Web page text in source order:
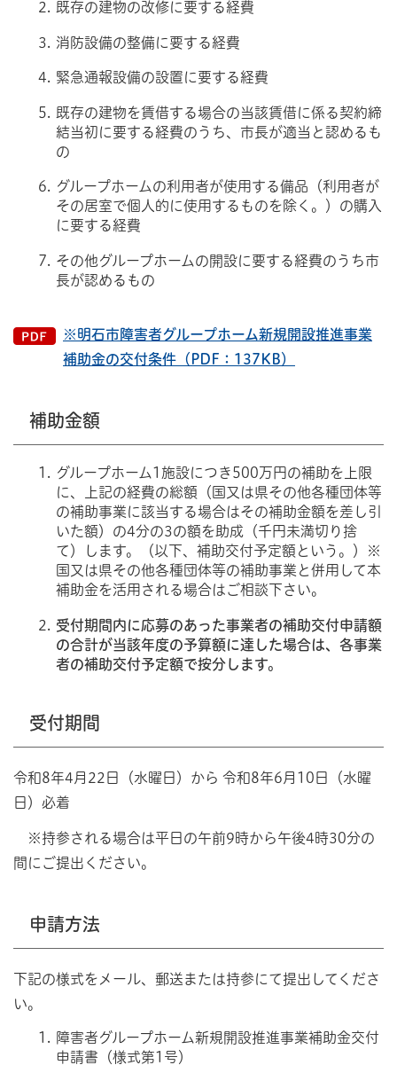
既存の建物の改修に要する経費
消防設備の整備に要する経費
緊急通報設備の設置に要する経費
既存の建物を賃借する場合の当該賃借に係る契約締
結当初に要する経費のうち、市長が適当と認めるも
の
グループホームの利用者が使用する備品（利用者が
その居室で個人的に使用するものを除く。）の購入
に要する経費
その他グループホームの開設に要する経費のうち市
長が認めるもの
※明石市障害者グループホーム新規開設推進事業
補助金の交付条件（PDF：137KB）
補助金額
グループホーム1施設につき500万円の補助を上限
に、上記の経費の総額（国又は県その他各種団体等
の補助事業に該当する場合はその補助金額を差し引
いた額）の4分の3の額を助成（千円未満切り捨
て）します。（以下、補助交付予定額という。）※
国又は県その他各種団体等の補助事業と併用して本
補助金を活用される場合はご相談下さい。
受付期間内に応募のあった事業者の補助交付申請額
の合計が当該年度の予算額に達した場合は、各事業
者の補助交付予定額で按分します。
受付期間
令和8年4月22日（水曜日）から 令和8年6月10日（水曜
日）必着
※持参される場合は平日の午前9時から午後4時30分の
間にご提出ください。
申請方法
下記の様式をメール、郵送または持参にて提出してくださ
い。
障害者グループホーム新規開設推進事業補助金交付
申請書（様式第1号）